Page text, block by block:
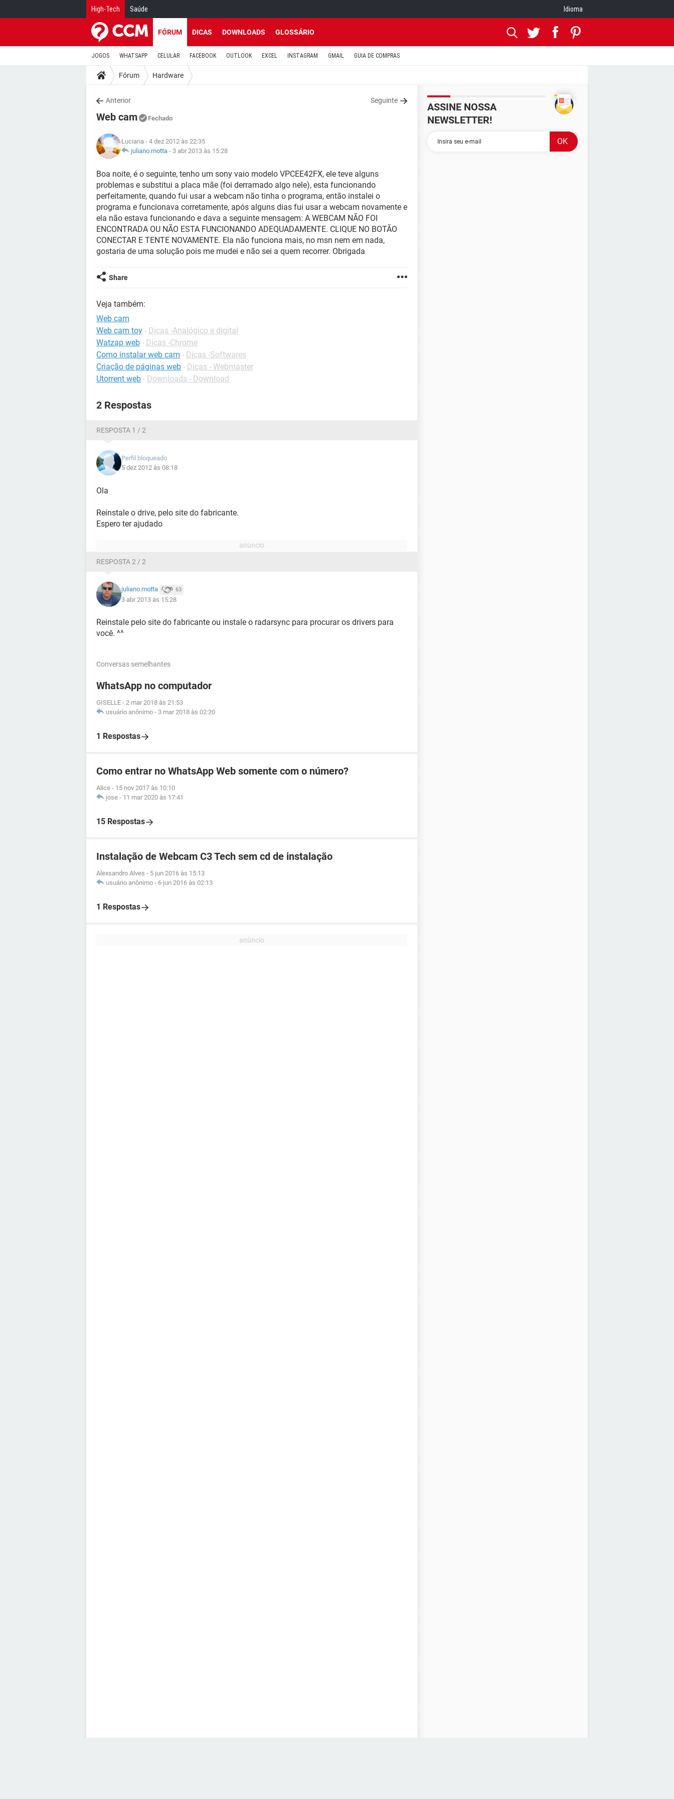
High-Tech Saúde Idioma
FÓRUM DICAS DOWNLOADS GLOSSÁRIO
JOGOS WHATSAPP CELULAR FACEBOOK OUTLOOK EXCEL INSTAGRAM GMAIL GUIA DE COMPRAS
Fórum Hardware
Anterior Seguinte
Web cam Fechado
Luciana - 4 dez 2012 às 22:35
juliano.motta - 3 abr 2013 às 15:28
Boa noite, é o seguinte, tenho um sony vaio modelo VPCEE42FX, ele teve alguns
problemas e substitui a placa mãe (foi derramado algo nele), esta funcionando
perfeitamente, quando fui usar a webcam não tinha o programa, então instalei o
programa e funcionava corretamente, após alguns dias fui usar a webcam novamente e
ela não estava funcionando e dava a seguinte mensagem: A WEBCAM NÃO FOI
ENCONTRADA OU NÃO ESTA FUNCIONANDO ADEQUADAMENTE. CLIQUE NO BOTÃO
CONECTAR E TENTE NOVAMENTE. Ela não funciona mais, no msn nem em nada,
gostaria de uma solução pois me mudei e não sei a quem recorrer. Obrigada
Share
Veja também:
Web cam
Web cam toy - Dicas -Analógico e digital
Watzap web - Dicas -Chrome
Como instalar web cam - Dicas -Softwares
Criação de páginas web - Dicas - Webmaster
Utorrent web - Downloads - Download
2 Respostas
RESPOSTA 1 / 2
Perfil bloqueado
5 dez 2012 às 08:18
Ola
Reinstale o drive, pelo site do fabricante.
Espero ter ajudado
RESPOSTA 2 / 2
juliano.motta 63
3 abr 2013 às 15:28
Reinstale pelo site do fabricante ou instale o radarsync para procurar os drivers para
você. ^^
Conversas semelhantes
WhatsApp no computador
GISELLE - 2 mar 2018 às 21:53
usuário anônimo - 3 mar 2018 às 02:20
1 Respostas
Como entrar no WhatsApp Web somente com o número?
Alice - 15 nov 2017 às 10:10
jose - 11 mar 2020 às 17:41
15 Respostas
Instalação de Webcam C3 Tech sem cd de instalação
Alexsandro Alves - 5 jun 2016 às 15:13
usuário anônimo - 6 jun 2016 às 02:13
1 Respostas
ASSINE NOSSA
NEWSLETTER!